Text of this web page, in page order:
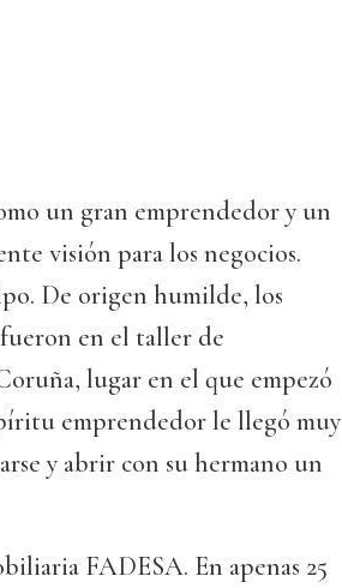
un gran emprendedor y un
visión para los negocios.
De origen humilde, los
en el taller de
lugar en el que empezó
emprendedor le llegó muy
y abrir con su hermano un
FADESA. En apenas 25